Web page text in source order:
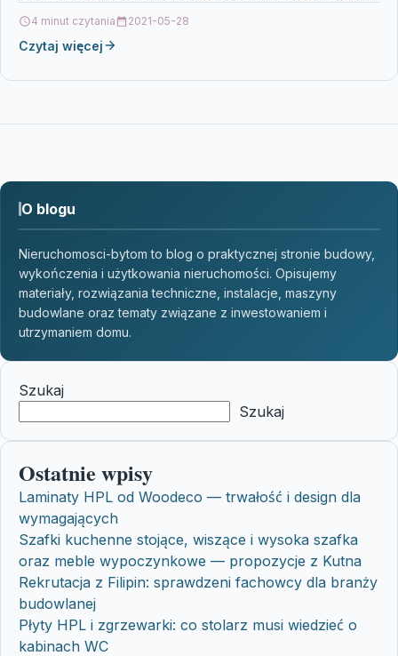
użycia…
4 minut czytania 2021-05-28
Czytaj więcej
O blogu
Nieruchomosci-bytom to blog o praktycznej stronie budowy,
wykończenia i użytkowania nieruchomości. Opisujemy
materiały, rozwiązania techniczne, instalacje, maszyny
budowlane oraz tematy związane z inwestowaniem i
utrzymaniem domu.
Szukaj
Szukaj
Ostatnie wpisy
Laminaty HPL od Woodeco — trwałość i design dla
wymagających
Szafki kuchenne stojące, wiszące i wysoka szafka
oraz meble wypoczynkowe — propozycje z Kutna
Rekrutacja z Filipin: sprawdzeni fachowcy dla branży
budowlanej
Płyty HPL i zgrzewarki: co stolarz musi wiedzieć o
kabinach WC